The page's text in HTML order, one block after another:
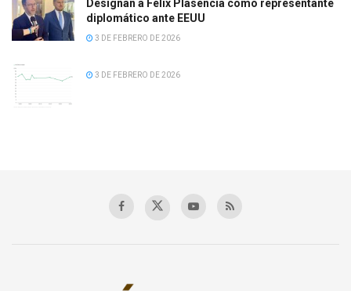
Designan a Félix Plasencia como representante
diplomático ante EEUU
3 DE FEBRERO DE 2026
3 DE FEBRERO DE 2026